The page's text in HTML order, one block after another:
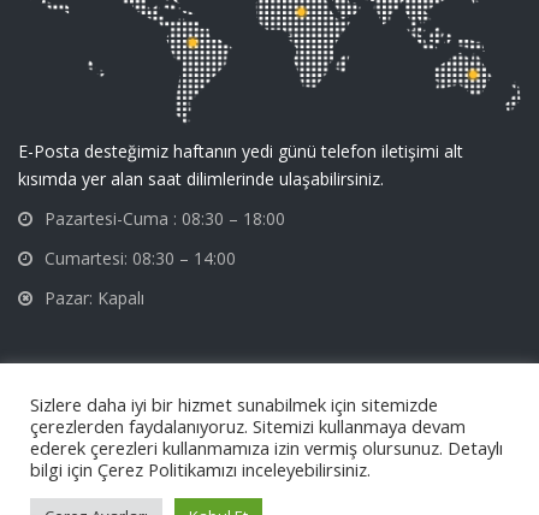
E-Posta desteğimiz haftanın yedi günü telefon iletişimi alt
kısımda yer alan saat dilimlerinde ulaşabilirsiniz.
Pazartesi-Cuma : 08:30 – 18:00
Cumartesi: 08:30 – 14:00
Pazar: Kapalı
ÜzümcüHastane Ekipmanları Metal İşleme Sanayi ve Tic. A.Ş © 2024 Tüm
Hakları Saklıdır.ameliyat masası,jinekoloji masası
Sizlere daha iyi bir hizmet sunabilmek için sitemizde
çerezlerden faydalanıyoruz. Sitemizi kullanmaya devam
ederek çerezleri kullanmamıza izin vermiş olursunuz. Detaylı
bilgi için Çerez Politikamızı inceleyebilirsiniz.